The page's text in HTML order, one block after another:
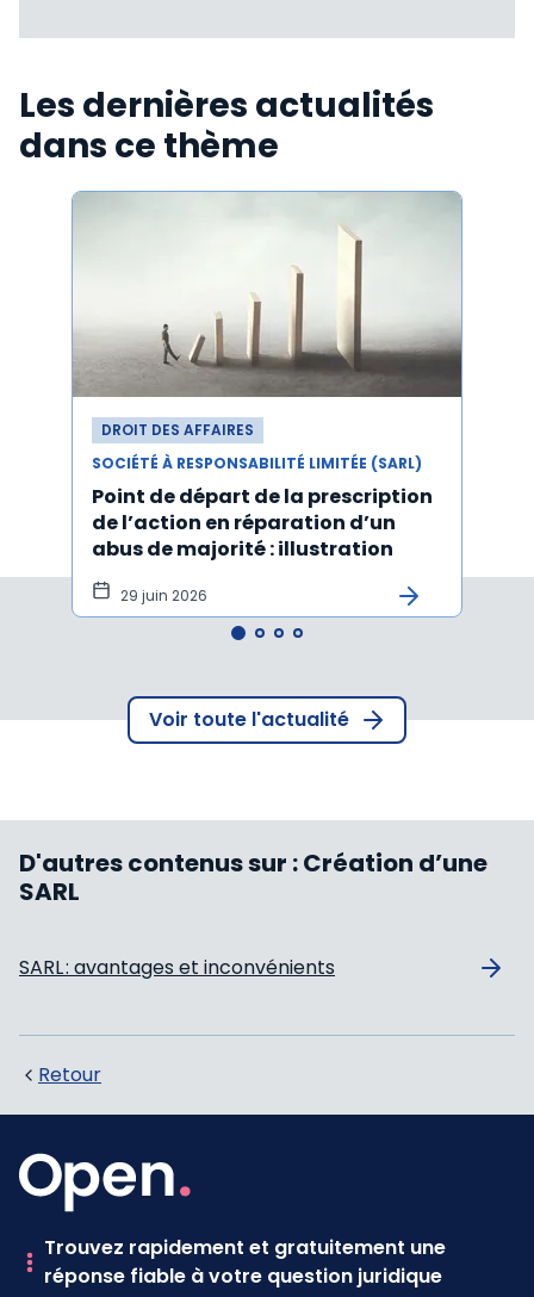
Les dernières actualités
dans ce thème
DROIT DES AFFAIRES
SOCIÉTÉ À RESPONSABILITÉ LIMITÉE (SARL)
Point de départ de la prescription
de l’action en réparation d’un
abus de majorité : illustration
29 juin 2026
Voir toute l'actualité
D'autres contenus sur :Création d’une
SARL
SARL : avantages et inconvénients
Retour
Trouvez rapidement et gratuitement une
réponse fiable à votre question juridique